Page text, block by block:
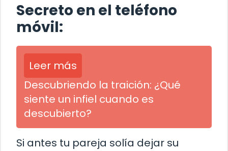
Secreto en el teléfono
móvil:
Leer más
Descubriendo la traición: ¿Qué
siente un infiel cuando es
descubierto?
Si antes tu pareja solía dejar su